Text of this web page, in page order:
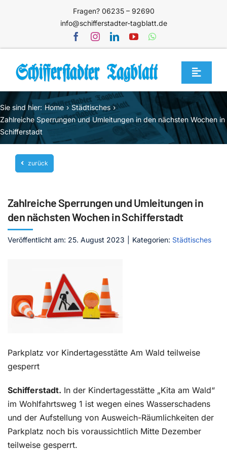
Fragen? 06235 – 92690
info@schifferstadter-tagblatt.de
Toggle
Home
Themen
Blog
Unternehmen
Mediathek
Jetzt abonnieren
Kontakt
Sie sind hier: Home
Städtisches
Zahlreiche Sperrungen und Umleitungen in den nächsten Wochen in
Schifferstadt
zurück
Zahlreiche Sperrungen und Umleitungen in
den nächsten Wochen in Schifferstadt
Veröffentlicht am: 25. August 2023 Kategorien: Städtisches
Parkplatz vor Kindertagesstätte Am Wald teilweise
gesperrt
Schifferstadt. In der Kindertagesstätte „Kita am Wald“
im Wohlfahrtsweg 1 ist wegen eines Wasserschadens
und der Aufstellung von Ausweich-Räumlichkeiten der
Parkplatz noch bis voraussichtlich Mitte Dezember
teilweise gesperrt.